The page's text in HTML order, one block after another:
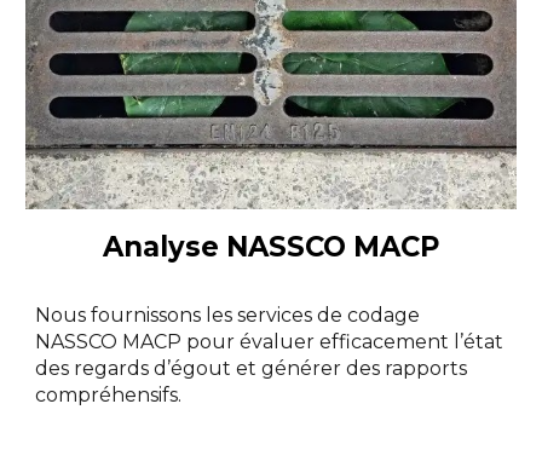
Analyse NASSCO MACP
Nous fournissons les services de codage
NASSCO MACP pour évaluer efficacement l’état
des regards d’égout et générer des rapports
compréhensifs.